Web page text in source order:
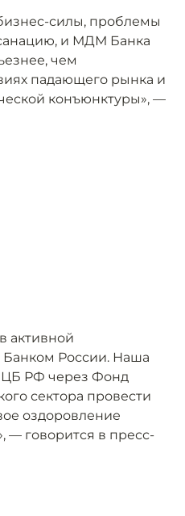
силы, проблемы
и МДМ Банка
чем
падающего рынка и
конъюнктуры», —
активной
Банком России. Наша
РФ через Фонд
сектора провести
оздоровление
— говорится в пресс-